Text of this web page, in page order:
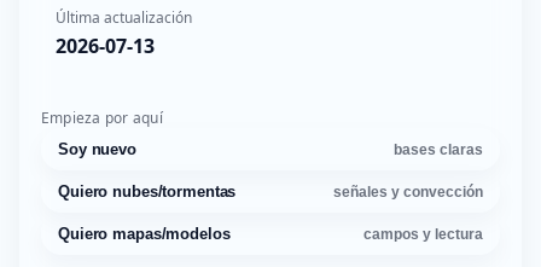
Última actualización
2026-07-13
Empieza por aquí
Soy nuevo bases claras
Quiero nubes/tormentas señales y convección
Quiero mapas/modelos campos y lectura